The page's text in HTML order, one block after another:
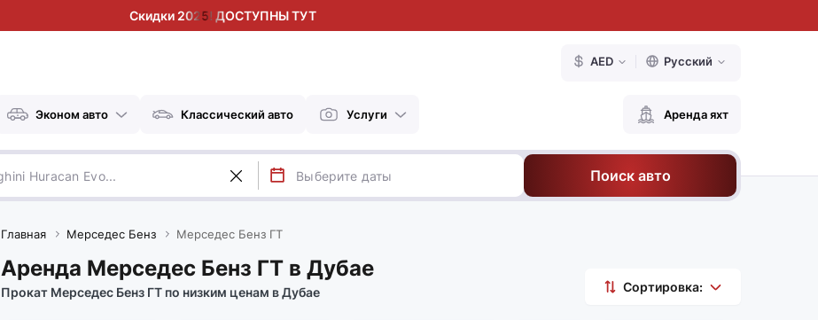
Скидки 2025! ДОСТУПНЫ ТУТ
AED Русский
Эконом авто Классический авто Услуги Аренда яхт
Поиск авто
Главная Мерседес Бенз Мерседес Бенз ГТ
Аренда Мерседес Бенз ГТ в Дубае
Прокат Мерседес Бенз ГТ по низким ценам в Дубае Сортировка: